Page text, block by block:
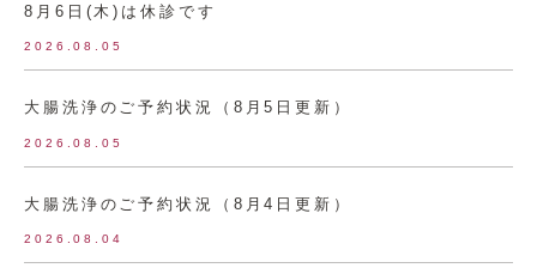
8月6日(木)は休診です
2026.08.05
大腸洗浄のご予約状況（8月5日更新）
2026.08.05
大腸洗浄のご予約状況（8月4日更新）
2026.08.04